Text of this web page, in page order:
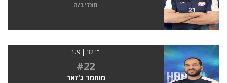
מצליב/ה
בן 32 | 1.9
#22
מוחמד ג'זאר